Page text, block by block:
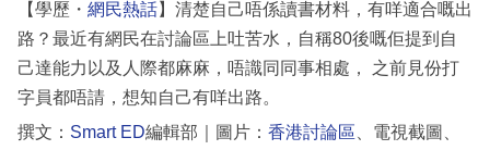
區
【學歷・ 網民熱話】清楚自己唔係讀書材料，有咩適合嘅出
路？最近有網民在討論區上吐苦水，自稱80後嘅佢提到自
己達能力以及人際都麻麻，唔識同同事相處， 之前見份打
字員都唔請，想知自己有咩出路。
撰文： Smart ED編輯部｜圖片： 香港討論區 、電視截圖、